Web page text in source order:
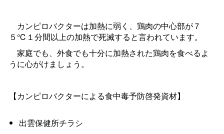
カンピロバクターは加熱に弱く、鶏肉の中心部が７
５℃１分間以上の加熱で死滅すると言われています。
家庭でも、外食でも十分に加熱された鶏肉を食べるよ
うに心がけましょう。
【カンピロバクターによる食中毒予防啓発資材】
出雲保健所チラシ